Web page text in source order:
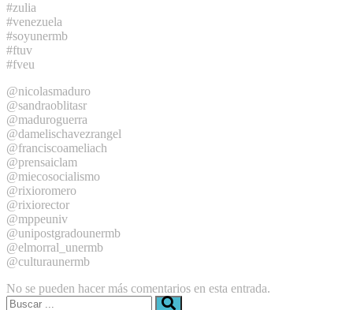
#zulia
#venezuela
#soyunermb
#ftuv
#fveu
@nicolasmaduro
@sandraoblitasr
@maduroguerra
@damelischavezrangel
@franciscoameliach
@prensaiclam
@miecosocialismo
@rixioromero
@rixiorector
@mppeuniv
@unipostgradounermb
@elmorral_unermb
@culturaunermb
No se pueden hacer más comentarios en esta entrada.
Buscar: